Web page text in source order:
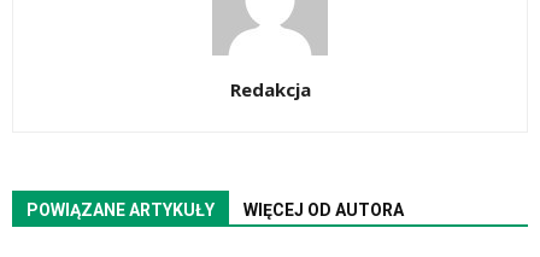
Redakcja
POWIĄZANE ARTYKUŁY WIĘCEJ OD AUTORA